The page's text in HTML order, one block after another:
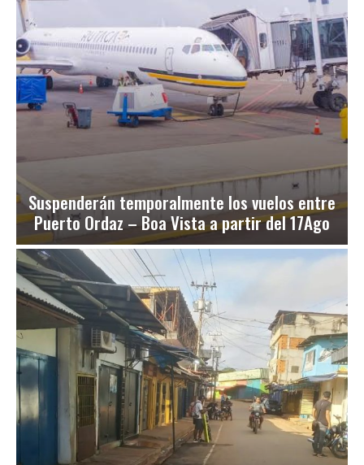
Suspenderán temporalmente los vuelos entre
Puerto Ordaz – Boa Vista a partir del 17Ago